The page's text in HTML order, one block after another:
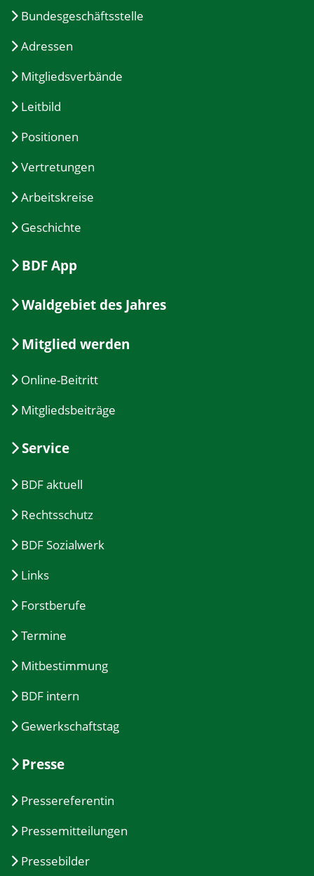
Bundesgeschäftsstelle
Adressen
Mitgliedsverbände
Leitbild
Positionen
Vertretungen
Arbeitskreise
Geschichte
BDF App
Waldgebiet des Jahres
Mitglied werden
Online-Beitritt
Mitgliedsbeiträge
Service
BDF aktuell
Rechtsschutz
BDF Sozialwerk
Links
Forstberufe
Termine
Mitbestimmung
BDF intern
Gewerkschaftstag
Presse
Pressereferentin
Pressemitteilungen
Pressebilder